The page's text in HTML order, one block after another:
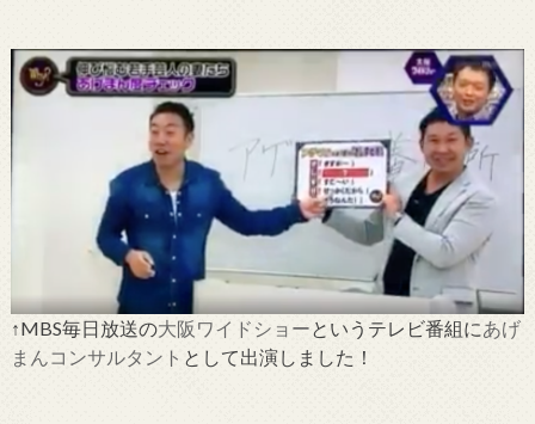
↑MBS毎日放送の大阪ワイドショーというテレビ番組にあげ
まんコンサルタント として出演しました！